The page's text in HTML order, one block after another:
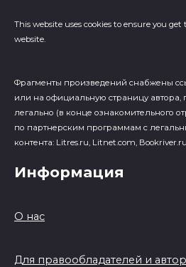
This website uses cookies to ensure you
website.
Фрагменты произведений cнабжены
или на официальную страницу автора,
легально (в конце ознакомительного
по партнерским программам с
контента: Litres.ru, Litnet.com,
Информация
О нас
Для правообладателей и